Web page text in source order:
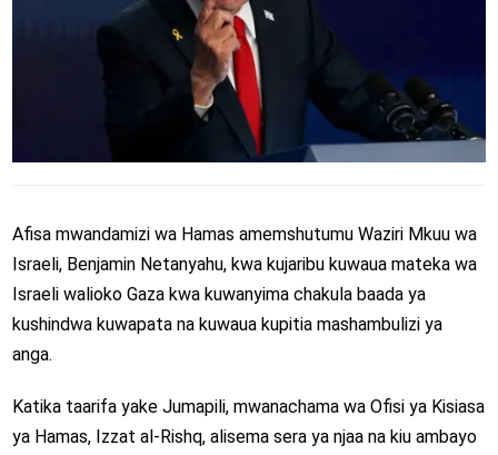
Afisa mwandamizi wa Hamas amemshutumu Waziri Mkuu wa
Israeli, Benjamin Netanyahu, kwa kujaribu kuwaua mateka wa
Israeli walioko Gaza kwa kuwanyima chakula baada ya
kushindwa kuwapata na kuwaua kupitia mashambulizi ya
anga.
Katika taarifa yake Jumapili, mwanachama wa Ofisi ya Kisiasa
ya Hamas, Izzat al-Rishq, alisema sera ya njaa na kiu ambayo